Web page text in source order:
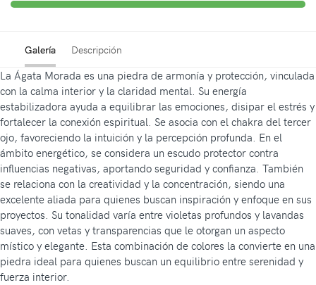
Galería Descripción
La Ágata Morada es una piedra de armonía y protección, vinculada
con la calma interior y la claridad mental. Su energía
estabilizadora ayuda a equilibrar las emociones, disipar el estrés y
fortalecer la conexión espiritual. Se asocia con el chakra del tercer
ojo, favoreciendo la intuición y la percepción profunda. En el
ámbito energético, se considera un escudo protector contra
influencias negativas, aportando seguridad y confianza. También
se relaciona con la creatividad y la concentración, siendo una
excelente aliada para quienes buscan inspiración y enfoque en sus
proyectos. Su tonalidad varía entre violetas profundos y lavandas
suaves, con vetas y transparencias que le otorgan un aspecto
místico y elegante. Esta combinación de colores la convierte en una
piedra ideal para quienes buscan un equilibrio entre serenidad y
fuerza interior.